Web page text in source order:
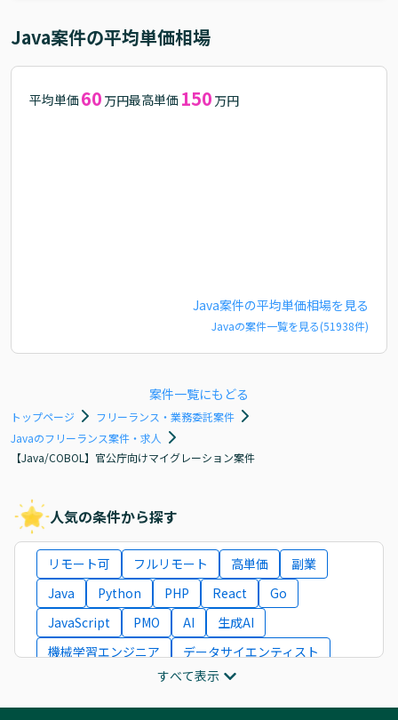
Java案件の平均単価相場
平均単価 60 万円最高単価 150 万円
Java案件の平均単価相場を見る
Javaの案件一覧を見る(51938件)
案件一覧にもどる
トップページ
フリーランス・業務委託案件
Javaのフリーランス案件・求人
【Java/COBOL】官公庁向けマイグレーション案件
人気の条件から探す
リモート可 フルリモート 高単価
副業
Java
Python PHP React
Go
JavaScript
PMO AI
生成AI
機械学習エンジニア
データサイエンティスト
ITコンサルタント
フロントエンドエンジニア
すべて表示